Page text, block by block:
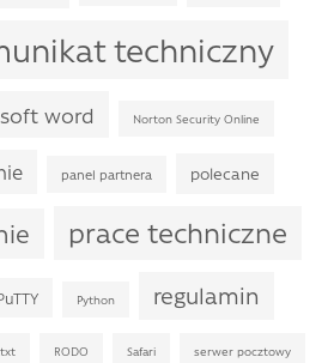
techniczny
word Norton Security Online
panel partnera polecane
prace techniczne
Python regulamin
RODO Safari serwer pocztowy